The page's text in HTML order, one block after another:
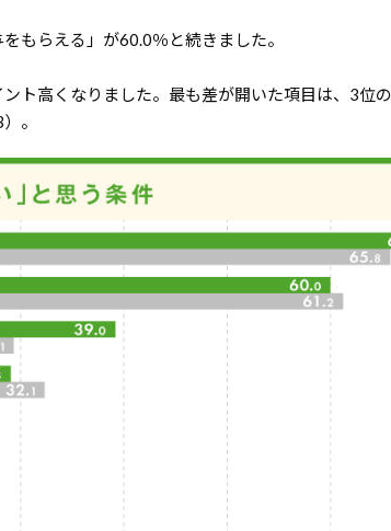
もらえる」が60.0％と続きました。
ト高くなりました。最も差が開いた項目は、3位
。